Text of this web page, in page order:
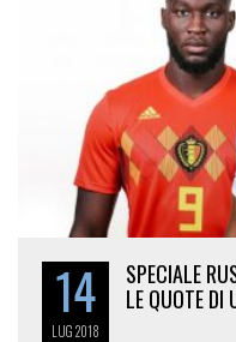
14
LUG2018
SPECIALE
LE QUOTE DI